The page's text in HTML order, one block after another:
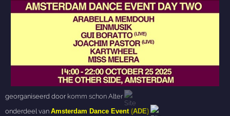
georganiseerd door komm schon Alter
onderdeel vanAmsterdam Dance Event (ADE)